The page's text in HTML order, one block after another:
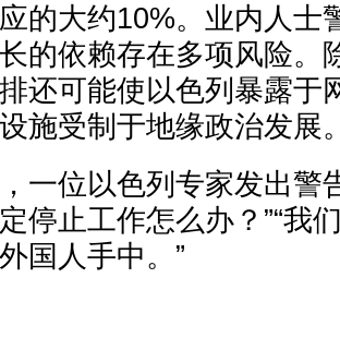
的大约10%。业内人士
的依赖存在多项风险。
还可能使以色列暴露于
施受制于地缘政治发展
一位以色列专家发出警
停止工作怎么办？”“我
国人手中。”